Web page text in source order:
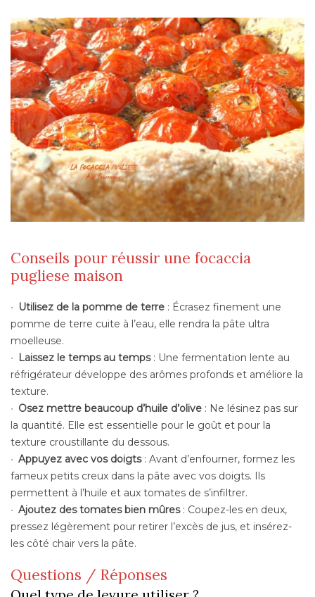
Conseils pour réussir une focaccia
pugliese maison
Utilisez de la pomme de terre : Écrasez finement une
pomme de terre cuite à l’eau, elle rendra la pâte ultra
moelleuse.
Laissez le temps au temps: Une fermentation lente au
réfrigérateur développe des arômes profonds et améliore la
texture.
Osez mettre beaucoup d’huile d’olive : Ne lésinez pas sur
la quantité. Elle est essentielle pour le goût et pour la
texture croustillante du dessous.
Appuyez avec vos doigts: Avant d’enfourner, formez les
fameux petits creux dans la pâte avec vos doigts. Ils
permettent à l’huile et aux tomates de s’infiltrer.
Ajoutez des tomates bien mûres: Coupez-les en deux,
pressez légèrement pour retirer l’excès de jus, et insérez-
les côté chair vers la pâte.
Questions / Réponses